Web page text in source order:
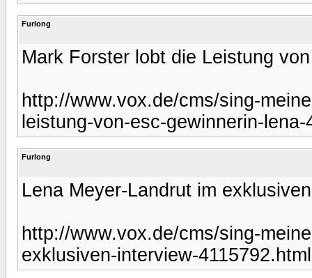
Furlong
Mark Forster lobt die Leistung
http://www.vox.de/cms/sing-
leistung-von-esc-gewinnerin-
Furlong
Lena Meyer-Landrut im
http://www.vox.de/cms/sing-
exklusiven-interview-4115792.html